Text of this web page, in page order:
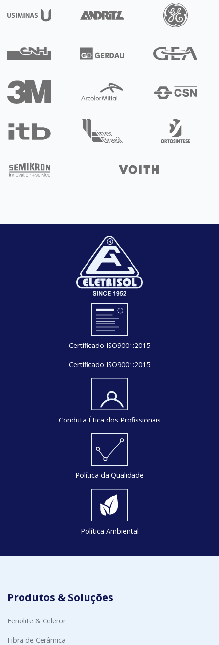
Certificado ISO9001:2015
Certificado ISO9001:2015
Conduta Ética dos Profissionais
Política da Qualidade
Política Ambiental
Produtos & Soluções
Fenolite & Celeron
Fibra de Cerâmica